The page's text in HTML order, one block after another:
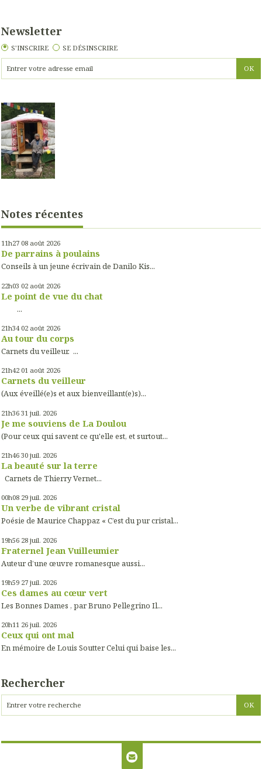
Newsletter
S'INSCRIRE SE DÉSINSCRIRE
Notes récentes
11h27 08 août 2026
De parrains à poulains
Conseils à un jeune écrivain de Danilo Kis...
22h03 02 août 2026
Le point de vue du chat
...
21h34 02 août 2026
Au tour du corps
Carnets du veilleur. ...
21h42 01 août 2026
Carnets du veilleur
(Aux éveillé(e)s et aux bienveillant(e)s)...
21h36 31 juil. 2026
Je me souviens de La Doulou
(Pour ceux qui savent ce qu'elle est, et surtout...
21h46 30 juil. 2026
La beauté sur la terre
Carnets de Thierry Vernet...
00h08 29 juil. 2026
Un verbe de vibrant cristal
Poésie de Maurice Chappaz « C’est du pur cristal...
19h56 28 juil. 2026
Fraternel Jean Vuilleumier
Auteur d’une œuvre romanesque aussi...
19h59 27 juil. 2026
Ces dames au cœur vert
Les Bonnes Dames , par Bruno Pellegrino Il...
20h11 26 juil. 2026
Ceux qui ont mal
En mémoire de Louis Soutter Celui qui baise les...
Rechercher